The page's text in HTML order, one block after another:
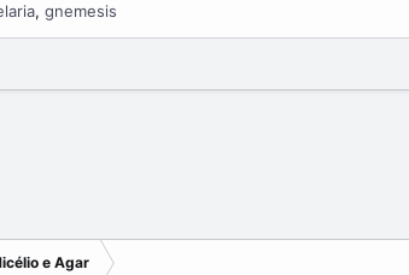
gnemesis
e Agar